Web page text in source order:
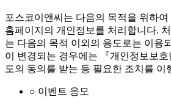
포스코이앤씨는 다음의 목적을 위하
홈페이지의 개인정보를 처리합니다.
는 다음의 목적 이외의 용도로는 이용
이 변경되는 경우에는 『개인정보보호
도의 동의를 받는 등 필요한 조치를 이
○ 이벤트 응모